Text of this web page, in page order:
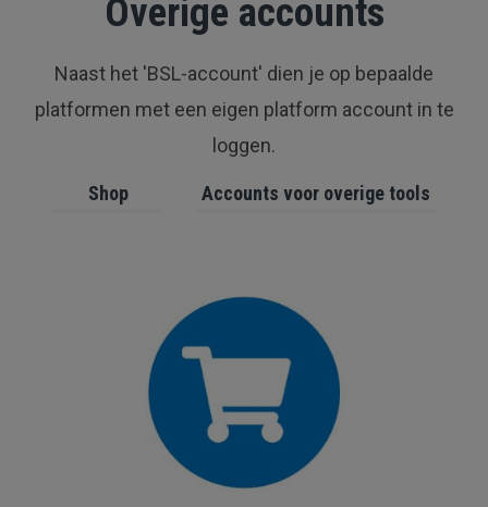
Overige accounts
Naast het 'BSL-account' dien je op bepaalde
platformen met een eigen platform account in te
loggen.
Shop Accounts voor overige tools